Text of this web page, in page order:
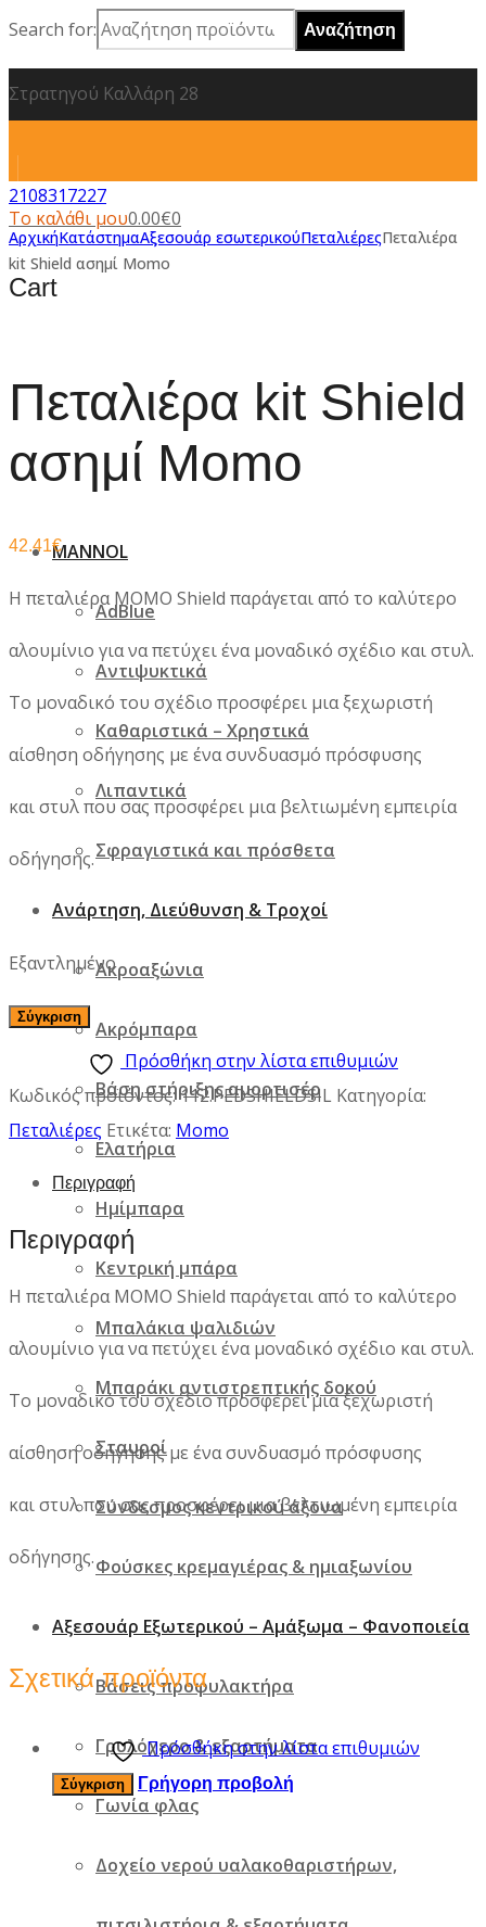
Search for:
Στρατηγού Καλλάρη 28
2108317227
Το καλάθι μου0.00€0
Cart
MANNOL
AdBlue
Αντιψυκτικά
Καθαριστικά – Χρηστικά
Λιπαντικά
Σφραγιστικά και πρόσθετα
Ανάρτηση, Διεύθυνση & Τροχοί
Ακροαξώνια
Ακρόμπαρα
Βάση στήριξης αμορτισέρ
Ελατήρια
Ημίμπαρα
Κεντρική μπάρα
Μπαλάκια ψαλιδιών
Μπαράκι αντιστρεπτικής δοκού
Σταυροί
Σύνδεσμος κεντρικού άξονα
Φούσκες κρεμαγιέρας & ημιαξωνίου
Αξεσουάρ Εξωτερικού – Αμάξωμα – Φανοποιεία
Βάσεις προφυλακτήρα
Γρυλόχερο & εξαρτήματα
Γωνία φλας
Δοχείο νερού υαλακοθαριστήρων,
ΑρχικήΚατάστημαΑξεσουάρ εσωτερικούΠεταλιέρεςΠεταλιέρα
kit Shield ασημί Momo
Πεταλιέρα kit Shield
ασημί Momo
42.41€
Η πεταλιέρα MOMO Shield παράγεται από το καλύτερο
αλουμίνιο για να πετύχει ένα μοναδικό σχέδιο και στυλ.
Το μοναδικό του σχέδιο προσφέρει μια ξεχωριστή
αίσθηση οδήγησης με ένα συνδυασμό πρόσφυσης
και στυλ που σας προσφέρει μια βελτιωμένη εμπειρία
οδήγησης.
Εξαντλημένο
Σύγκριση
Πρόσθήκη στην λίστα επιθυμιών
Κωδικός προϊόντος:112.PEDSHIELDSIL Κατηγορία:
Πεταλιέρες Ετικέτα: Momo
Περιγραφή
Περιγραφή
Η πεταλιέρα MOMO Shield παράγεται από το καλύτερο
αλουμίνιο για να πετύχει ένα μοναδικό σχέδιο και στυλ.
Το μοναδικό του σχέδιο προσφέρει μια ξεχωριστή
αίσθηση οδήγησης με ένα συνδυασμό πρόσφυσης
και στυλ που σας προσφέρει μια βελτιωμένη εμπειρία
οδήγησης.
Σχετικά προϊόντα
Πρόσθήκη στην λίστα επιθυμιών
Σύγκριση Γρήγορη προβολή